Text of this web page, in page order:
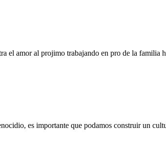
el amor al projimo trabajando en pro de la familia
es importante que podamos construir un